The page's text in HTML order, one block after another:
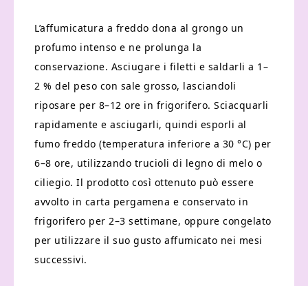
L’affumicatura a freddo dona al grongo un
profumo intenso e ne prolunga la
conservazione. Asciugare i filetti e saldarli a 1–
2 % del peso con sale grosso, lasciandoli
riposare per 8–12 ore in frigorifero. Sciacquarli
rapidamente e asciugarli, quindi esporli al
fumo freddo (temperatura inferiore a 30 °C) per
6–8 ore, utilizzando trucioli di legno di melo o
ciliegio. Il prodotto così ottenuto può essere
avvolto in carta pergamena e conservato in
frigorifero per 2–3 settimane, oppure congelato
per utilizzare il suo gusto affumicato nei mesi
successivi.